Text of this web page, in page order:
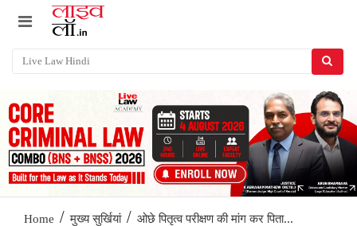
Home / मुख्य सुर्खियां / ओछे पितृत्व परीक्षण की मांग कर पिता...